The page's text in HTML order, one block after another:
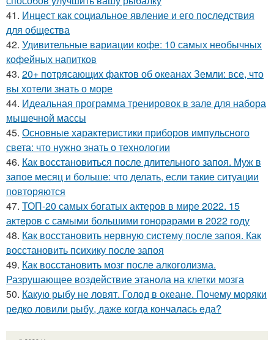
41. Инцест как социальное явление и его последствия
для общества
42. Удивительные вариации кофе: 10 самых необычных
кофейных напитков
43. 20+ потрясающих фактов об океанах Земли: все, что
вы хотели знать о море
44. Идеальная программа тренировок в зале для набора
мышечной массы
45. Основные характеристики приборов импульсного
света: что нужно знать о технологии
46. Как восстановиться после длительного запоя. Муж в
запое месяц и больше: что делать, если такие ситуации
повторяются
47. ТОП-20 самых богатых актеров в мире 2022. 15
актеров с самыми большими гонорарами в 2022 году
48. Как восстановить нервную систему после запоя. Как
восстановить психику после запоя
49. Как восстановить мозг после алкоголизма.
Разрушающее воздействие этанола на клетки мозга
50. Какую рыбу не ловят. Голод в океане. Почему моряки
редко ловили рыбу, даже когда кончалась еда?